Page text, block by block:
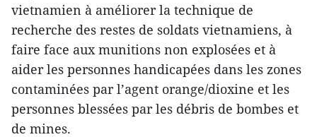
vietnamien à améliorer la technique de
recherche des restes de soldats vietnamiens, à
faire face aux munitions non explosées et à
aider les personnes handicapées dans les zones
contaminées par l’agent orange/dioxine et les
personnes blessées par les débris de bombes et
de mines.